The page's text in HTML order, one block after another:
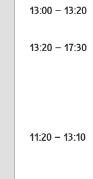
13:00 – 13:20
13:20 – 17:30
11:20 – 13:10